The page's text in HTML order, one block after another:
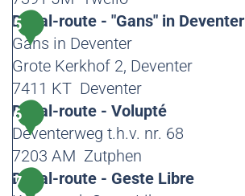
Z
i
t
t
e
n
d
m
u
t
e
-
"
G
a
n
l
-
r
o
u
t
e
-
D
u
v
a
l
-
r
o
5
Duval-route - "Gans" in Deventer
Gans in Deventer
Grote Kerkhof 2, Deventer
7411 KT Deventer
D
u
v
a
6
Duval-route - Volupté
Deventerweg t.h.v. nr. 68
7203 AM Zutphen
D
7
Duval-route - Geste Libre